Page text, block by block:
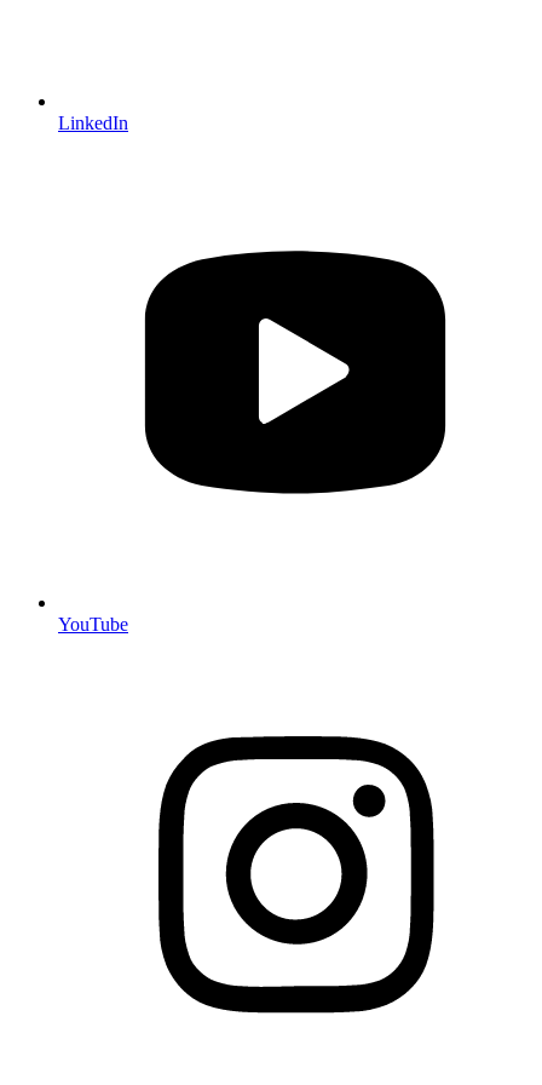
LinkedIn
YouTube